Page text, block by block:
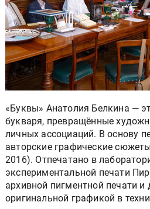
«Буквы» Анатолия Белкина —
букваря, превращённые
личных ассоциаций. В основу
авторские графические
2016). Отпечатано в
экспериментальной печати
архивной пигментной печати и
оригинальной графикой в